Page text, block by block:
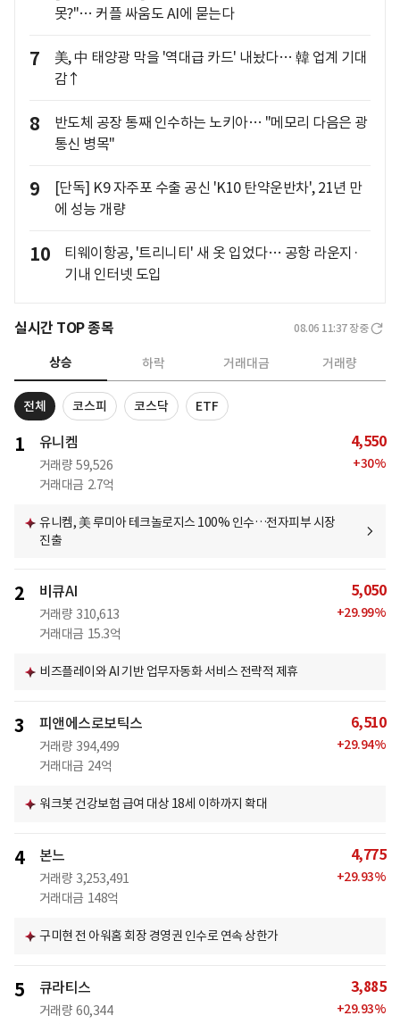
못?"… 커플 싸움도 AI에 묻는다
7
美, 中 태양광 막을 '역대급 카드' 내놨다… 韓 업계 기대
감↑
8
반도체 공장 통째 인수하는 노키아… "메모리 다음은 광
통신 병목"
9
[단독] K9 자주포 수출 공신 'K10 탄약운반차', 21년 만
에 성능 개량
10
티웨이항공, '트리니티' 새 옷 입었다… 공항 라운지·
기내 인터넷 도입
실시간 TOP 종목 08.06 11:37 장중
상승 하락 거래대금 거래량
전체 코스피 코스닥 ETF
1 유니켐
거래량 59,526
거래대금 2.7억
4,550
+30%
유니켐, 美 루미아 테크놀로지스 100% 인수…전자피부 시장
진출
2 비큐AI
거래량 310,613
거래대금 15.3억
5,050
+29.99%
비즈플레이와 AI 기반 업무자동화 서비스 전략적 제휴
3 피앤에스로보틱스
거래량 394,499
거래대금 24억
6,510
+29.94%
워크봇 건강보험 급여 대상 18세 이하까지 확대
4 본느
거래량 3,253,491
거래대금 148억
4,775
+29.93%
구미현 전 아워홈 회장 경영권 인수로 연속 상한가
5 큐라티스
거래량 60,344
3,885
+29.93%